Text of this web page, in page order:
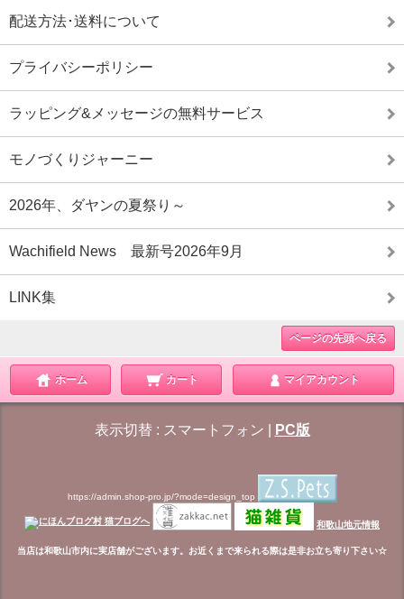
配送方法･送料について
プライバシーポリシー
ラッピング&メッセージの無料サービス
モノづくりジャーニー
2026年、ダヤンの夏祭り～
Wachifield News 最新号2026年9月
LINK集
ページの先頭へ戻る
ホーム カート マイアカウント
表示切替 : スマートフォン PC版
https://admin.shop-pro.jp/?mode=design_top
和歌山地元情報
当店は和歌山市内に実店舗がございます。お近くまで来られる際は是非お立ち寄り下さい☆